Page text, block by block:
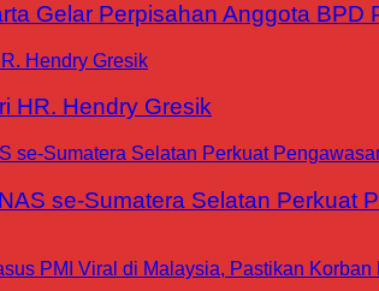
Gelar Perpisahan Anggota BPD
HR. Hendry Gresik
se-Sumatera Selatan Perkuat